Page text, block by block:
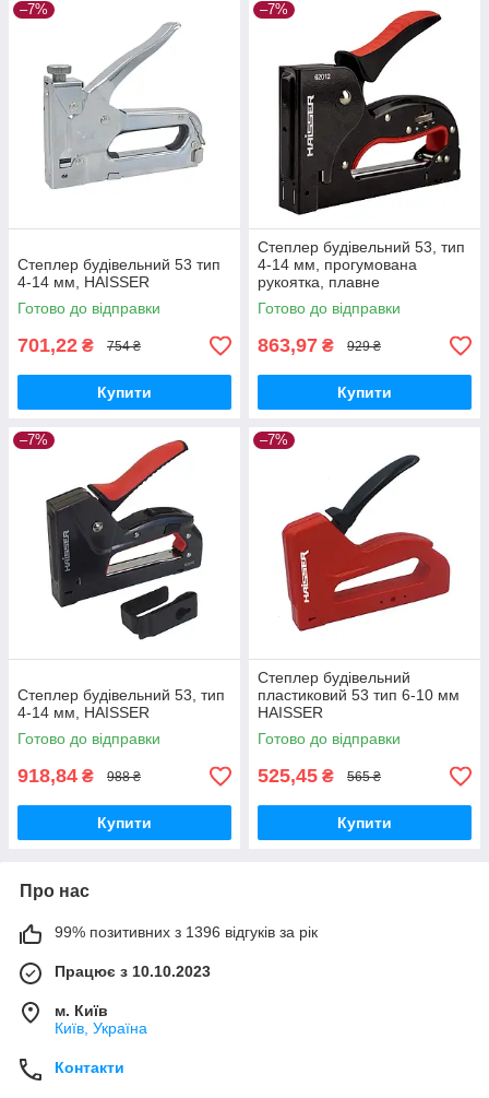
–7%
Степлер будівельний 53 тип
4-14 мм, HAISSER
Готово до відправки
701,22 ₴ 754 ₴
Купити
–7%
Степлер будівельний 53, тип
4-14 мм, прогумована
рукоятка, плавне
регулювання, HAISSER
Готово до відправки
863,97 ₴ 929 ₴
Купити
–7%
Степлер будівельний 53, тип
4-14 мм, HAISSER
Готово до відправки
918,84 ₴ 988 ₴
Купити
–7%
Степлер будівельний
пластиковий 53 тип 6-10 мм
HAISSER
Готово до відправки
525,45 ₴ 565 ₴
Купити
Про нас
99% позитивних з 1396 відгуків за рік
Працює з 10.10.2023
м. Київ
Київ, Україна
Контакти